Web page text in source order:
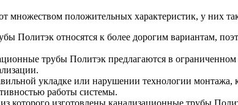
положительных характеристик, у них
Политэк относятся к более дорогим вариантам,
трубы Политэк предлагаются в
укладке или нарушении технологии
работы системы.